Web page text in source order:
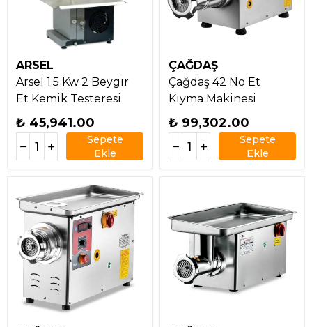
ARSEL
Arsel 1.5 Kw 2 Beygir
Et Kemik Testeresi
₺ 45,941.00
Sepete
Ekle
ÇAĞDAŞ
Çağdaş 42 No Et
Kıyma Makinesi
₺ 99,302.00
Sepete
Ekle